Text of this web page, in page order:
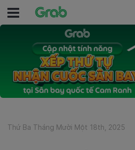
Thứ Ba Tháng Mười Một 18th, 2025